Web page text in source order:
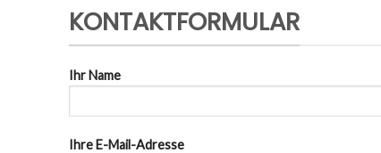
KONTAKTFORMULAR
Ihr Name
Ihre E-Mail-Adresse